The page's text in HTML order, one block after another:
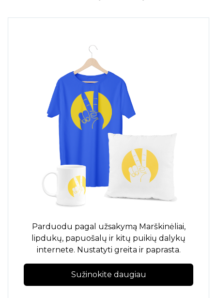
Parduodu pagal užsakymą Marškinėliai,
lipdukų, papuošalų ir kitų puikių dalykų
internete. Nustatyti greita ir paprasta.
Sužinokite daugiau